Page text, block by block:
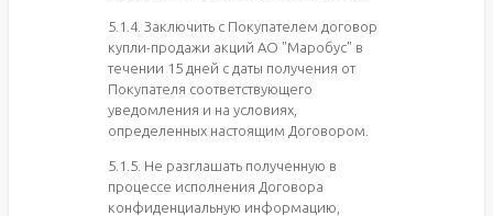
5.1.4. Заключить с Покупателем договор
купли-продажи акций АО "Маробус" в
течении 15 дней с даты получения от
Покупателя соответствующего
уведомления и на условиях,
определенных настоящим Договором.
5.1.5. Не разглашать полученную в
процессе исполнения Договора
конфиденциальную информацию,